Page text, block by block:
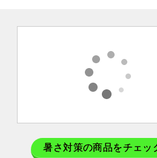
暑さ対策の商品をチェッ